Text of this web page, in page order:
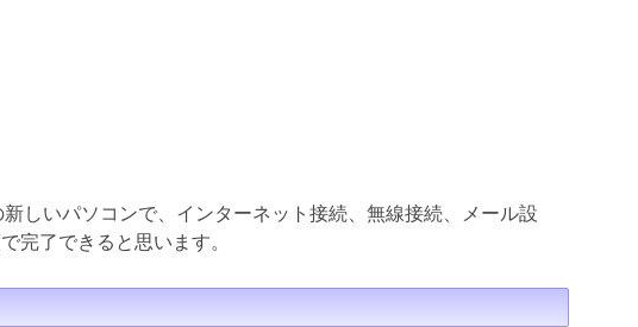
しいパソコンで、インターネット接続、無線接続、メール設
完了できると思います。